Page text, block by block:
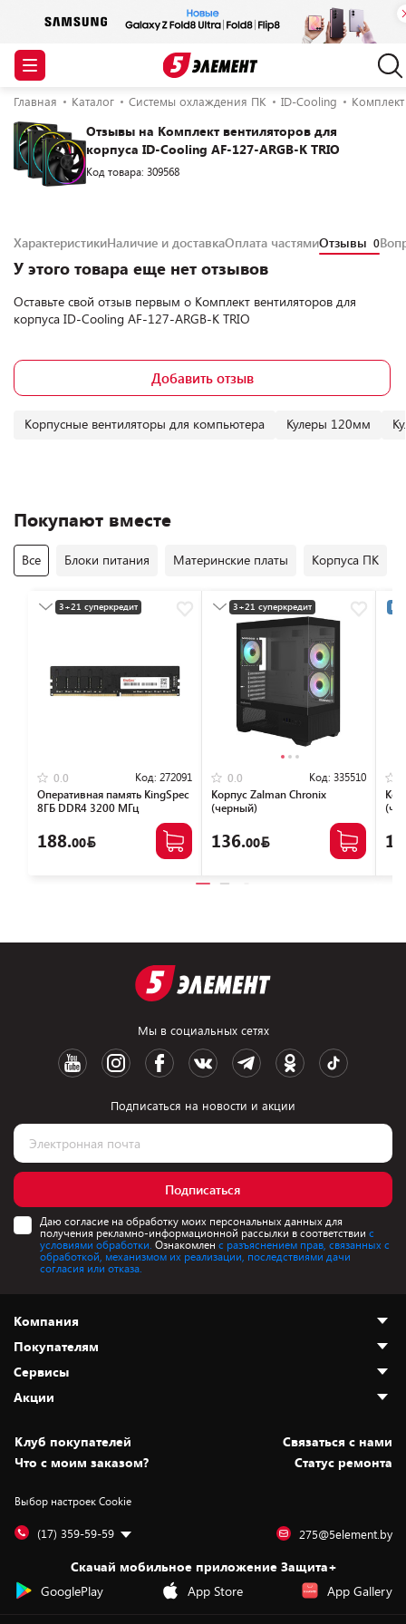
Главная Каталог Системы охлаждения ПК ID-Cooling
Отзывы на Комплект вентиляторов для
корпуса ID-Cooling AF-127-ARGB-K TRIO
Код товара: 309568
ХарактеристикиНаличие и доставкаОплата частямиОтзывы 0
У этого товара еще нет отзывов
Оставьте свой отзыв первым о Комплект вентиляторов для
корпуса ID-Cooling AF-127-ARGB-K TRIO
Добавить отзыв
Корпусные вентиляторы для компьютера Кулеры 120мм
Покупают вместе
Все Блоки питания Материнские платы Корпуса ПК
3+21 суперкредит
0.0 Код: 272091
Оперативная память KingSpec
8ГБ DDR4 3200 МГц
188.00
3+21 суперкредит
Разумная цена
0.0 Код: 335510
Корпус Zalman Chronix
(черный)
136.00
Мы в социальных сетях
Подписаться на новости и акции
Подписаться
Даю согласие на обработку моих персональных данных для
получения рекламно-информационной рассылки в соответствии с
условиями обработки. Ознакомлен с разъяснением прав, связанных с
обработкой, механизмом их реализации, последствиями дачи
согласия или отказа.
Компания
О нас
Адреса магазинов
Новости
Статьи и обзоры
Вакансии
Дай пять добру!
Покупателям
Как сделать заказ
Оплата и доставка
Безналичный расчёт
Обмен и возврат товара
Обработка персональных данных
Подарочные карты
Сервисы
Установка техники
Для игровых консолей
Для мобильных устройств
Для компьютеров
Сервисные центры
Акции
Скидки и промокоды
Белорусские товары
Бонусы
Оплата частями
Новинки
Клуб покупателей
Cвязаться с нами
Что с моим заказом?
Статус ремонта
Выбор настроек Cookie
(17) 359-59-59 275@5element.by
Скачай мобильное приложение Защита+
GooglePlay
App Store App Gallery